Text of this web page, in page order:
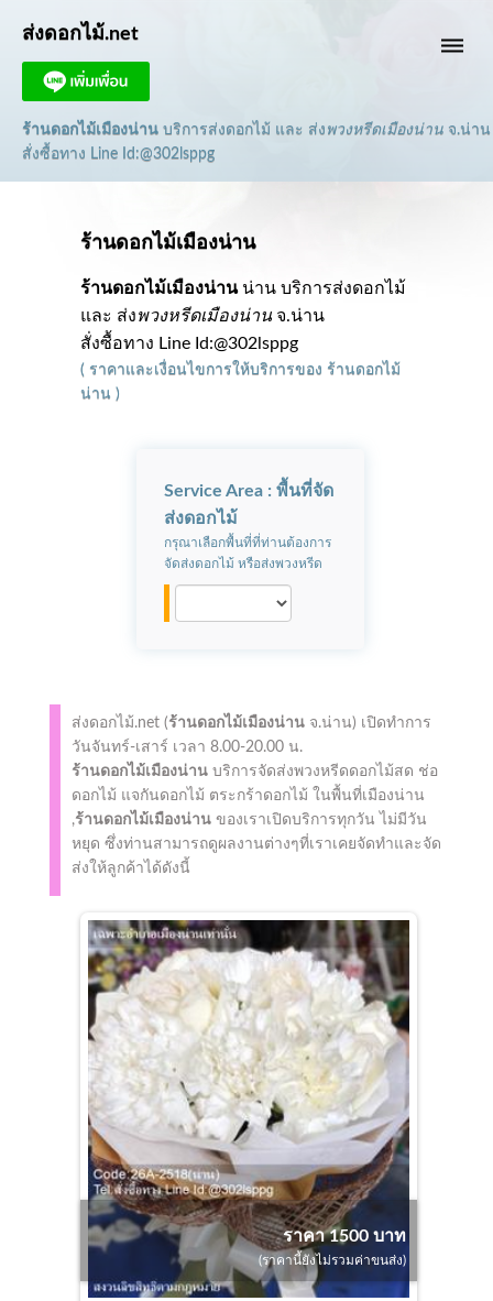
dehaze
ส่งดอกไม้.net
ร้านดอกไม้เมืองน่าน บริการส่งดอกไม้ และ ส่ง พวงหรีดเมืองน่าน จ.น่าน
สั่งซื้อทาง Line Id:@302lsppg
ร้านดอกไม้เมืองน่าน
ร้านดอกไม้เมืองน่านน่าน บริการส่งดอกไม้
และ ส่งพวงหรีดเมืองน่าน จ.น่าน
สั่งซื้อทาง Line Id:@302lsppg
( ราคาและเงื่อนไขการให้บริการของ ร้านดอกไม้
น่าน )
Service Area : พื้นที่จัด
ส่งดอกไม้
กรุณาเลือกพื้นที่ที่ท่านต้องการ
จัดส่งดอกไม้ หรือส่งพวงหรีด
ส่งดอกไม้.net (ร้านดอกไม้เมืองน่านจ.น่าน) เปิดทำการ
วันจันทร์-เสาร์ เวลา 8.00-20.00 น.
ร้านดอกไม้เมืองน่านบริการจัดส่งพวงหรีดดอกไม้สด ช่อ
ดอกไม้ แจกันดอกไม้ ตระกร้าดอกไม้ ในพื้นที่เมืองน่าน
,ร้านดอกไม้เมืองน่านของเราเปิดบริการทุกวัน ไม่มีวัน
หยุด ซึ่งท่านสามารถดูผลงานต่างๆที่เราเคยจัดทำและจัด
ส่งให้ลูกค้าได้ดังนี้
ราคา 1500 บาท
(ราคานี้ยังไม่รวมค่าขนส่ง)